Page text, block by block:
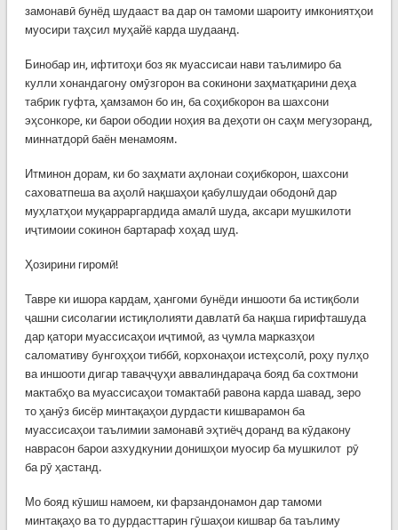
замонавӣ бунёд шудааст ва дар он тамоми шароиту имкониятҳои
муосири таҳсил муҳайё карда шудаанд.
Бинобар ин, ифтитоҳи боз як муассисаи нави таълимиро ба
кулли хонандагону омӯзгорон ва сокинони заҳматқарини деҳа
табрик гуфта, ҳамзамон бо ин, ба соҳибкорон ва шахсони
эҳсонкоре, ки барои ободии ноҳия ва деҳоти он саҳм мегузоранд,
миннатдорӣ баён менамоям.
Итминон дорам, ки бо заҳмати аҳлонаи соҳибкорон, шахсони
саховатпеша ва аҳолӣ нақшаҳои қабулшудаи ободонӣ дар
муҳлатҳои муқарраргардида амалӣ шуда, аксари мушкилоти
иҷтимоии сокинон бартараф хоҳад шуд.
Ҳозирини гиромӣ!
Тавре ки ишора кардам, ҳангоми бунёди иншооти ба истиқболи
ҷашни сисолагии истиқлолияти давлатӣ ба нақша гирифташуда
дар қатори муассисаҳои иҷтимоӣ, аз ҷумла марказҳои
саломативу бунгоҳҳои тиббӣ, корхонаҳои истеҳсолӣ, роҳу пулҳо
ва иншооти дигар таваҷҷуҳи аввалиндараҷа бояд ба сохтмони
мактабҳо ва муассисаҳои томактабӣ равона карда шавад, зеро
то ҳанӯз бисёр минтақаҳои дурдасти кишварамон ба
муассисаҳои таълимии замонавӣ эҳтиёҷ доранд ва кӯдакону
наврасон барои азхудкунии донишҳои муосир ба мушкилот рӯ
ба рӯ ҳастанд.
Мо бояд кӯшиш намоем, ки фарзандонамон дар тамоми
минтақаҳо ва то дурдасттарин гӯшаҳои кишвар ба таълиму